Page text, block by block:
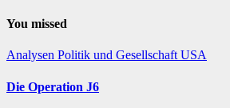
You missed
Analysen Politik und GesellschaftUSA
Die Operation J6